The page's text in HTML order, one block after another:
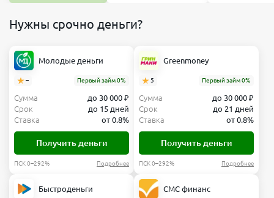
Нужны срочно деньги?
Молодые деньги
– Первый займ 0%
Сумма
до 30 000 ₽
Срок
до 15 дней
Ставка
от 0.8%
Получить деньги
ПСК 0–292% Подробнее
Greenmoney
5 Первый займ 0%
Сумма
до 30 000 ₽
Срок
до 21 дней
Ставка
от 0.8%
Получить деньги
ПСК 0–292% Подробнее
Быстроденьги СМС финанс